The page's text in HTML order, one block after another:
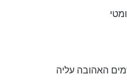
האהובה עליה